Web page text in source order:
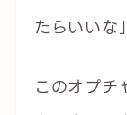
たらいいな」
このオプチ